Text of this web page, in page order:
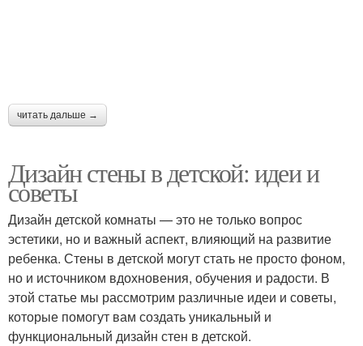
читать дальше →
Дизайн стены в детской: идеи и
советы
Дизайн детской комнаты — это не только вопрос
эстетики, но и важный аспект, влияющий на развитие
ребенка. Стены в детской могут стать не просто фоном,
но и источником вдохновения, обучения и радости. В
этой статье мы рассмотрим различные идеи и советы,
которые помогут вам создать уникальный и
функциональный дизайн стен в детской.